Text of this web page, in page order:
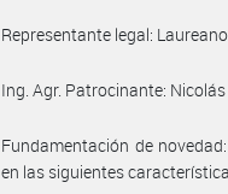
Representante legal:
Ing. Agr. Patrocinante:
Fundamentación de
en las siguientes